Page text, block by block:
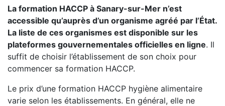
La formation HACCP à Sanary-sur-Mer n’est
accessible qu’auprès d’un organisme agréé par l’État.
La liste de ces organismes est disponible sur les
plateformes gouvernementales officielles en ligne. Il
suffit de choisir l’établissement de son choix pour
commencer sa formation HACCP.
Le prix d’une formation HACCP hygiène alimentaire
varie selon les établissements. En général, elle ne